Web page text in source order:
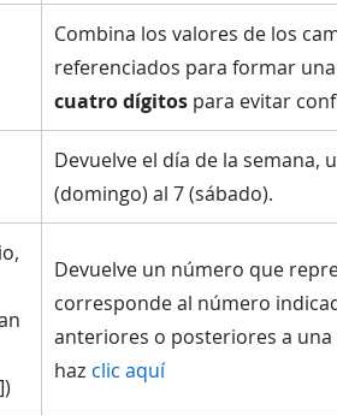
Combina los valores de los
referenciados para formar
cuatro dígitos para evitar
Devuelve el día de la semana,
(domingo) al 7 (sábado).
Devuelve un número que
corresponde al número
anteriores o posteriores a una
haz clic aquí